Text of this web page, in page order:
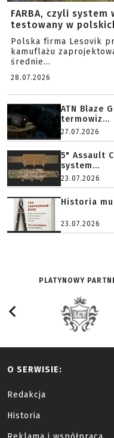
FARBA, czyli
testowany w
Polska firma Lesovik
kamuflażu
średnie...
28.07.2026
ATN Blaze
termowiz...
27.07.2026
5" Assault
system...
23.07.2026
Historia
23.07.2026
PLATYNOWY
O SERWISIE:
Redakcja
Historia